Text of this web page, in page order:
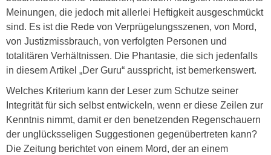
Meinungen, die jedoch mit allerlei Heftigkeit ausgeschmückt
sind. Es ist die Rede von Verprügelungsszenen, von Mord,
von Justizmissbrauch, von verfolgten Personen und
totalitären Verhältnissen. Die Phantasie, die sich jedenfalls
in diesem Artikel „Der Guru“ ausspricht, ist bemerkenswert.
Welches Kriterium kann der Leser zum Schutze seiner
Integrität für sich selbst entwickeln, wenn er diese Zeilen zur
Kenntnis nimmt, damit er den benetzenden Regenschauern
der unglücksseligen Suggestionen gegenübertreten kann?
Die Zeitung berichtet von einem Mord, der an einem